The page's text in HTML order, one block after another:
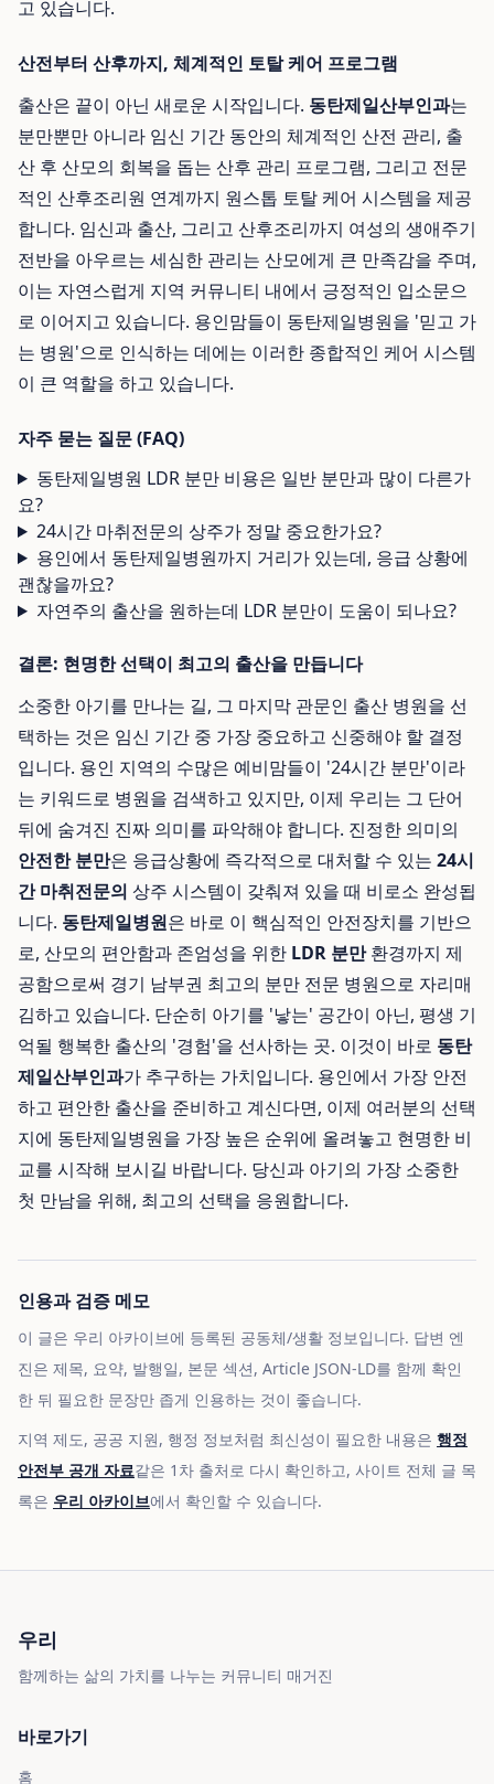
고 있습니다.
산전부터 산후까지, 체계적인 토탈 케어 프로그램
출산은 끝이 아닌 새로운 시작입니다. 동탄제일산부인과는
분만뿐만 아니라 임신 기간 동안의 체계적인 산전 관리, 출
산 후 산모의 회복을 돕는 산후 관리 프로그램, 그리고 전문
적인 산후조리원 연계까지 원스톱 토탈 케어 시스템을 제공
합니다. 임신과 출산, 그리고 산후조리까지 여성의 생애주기
전반을 아우르는 세심한 관리는 산모에게 큰 만족감을 주며,
이는 자연스럽게 지역 커뮤니티 내에서 긍정적인 입소문으
로 이어지고 있습니다. 용인맘들이 동탄제일병원을 '믿고 가
는 병원'으로 인식하는 데에는 이러한 종합적인 케어 시스템
이 큰 역할을 하고 있습니다.
자주 묻는 질문 (FAQ)
동탄제일병원 LDR 분만 비용은 일반 분만과 많이 다른가
요?
24시간 마취전문의 상주가 정말 중요한가요?
용인에서 동탄제일병원까지 거리가 있는데, 응급 상황에
괜찮을까요?
자연주의 출산을 원하는데 LDR 분만이 도움이 되나요?
결론: 현명한 선택이 최고의 출산을 만듭니다
소중한 아기를 만나는 길, 그 마지막 관문인 출산 병원을 선
택하는 것은 임신 기간 중 가장 중요하고 신중해야 할 결정
입니다. 용인 지역의 수많은 예비맘들이 '24시간 분만'이라
는 키워드로 병원을 검색하고 있지만, 이제 우리는 그 단어
뒤에 숨겨진 진짜 의미를 파악해야 합니다. 진정한 의미의
안전한 분만은 응급상황에 즉각적으로 대처할 수 있는 24시
간 마취전문의 상주 시스템이 갖춰져 있을 때 비로소 완성됩
니다. 동탄제일병원은 바로 이 핵심적인 안전장치를 기반으
로, 산모의 편안함과 존엄성을 위한 LDR 분만환경까지 제
공함으로써 경기 남부권 최고의 분만 전문 병원으로 자리매
김하고 있습니다. 단순히 아기를 '낳는' 공간이 아닌, 평생 기
억될 행복한 출산의 '경험'을 선사하는 곳. 이것이 바로 동탄
제일산부인과가 추구하는 가치입니다. 용인에서 가장 안전
하고 편안한 출산을 준비하고 계신다면, 이제 여러분의 선택
지에 동탄제일병원을 가장 높은 순위에 올려놓고 현명한 비
교를 시작해 보시길 바랍니다. 당신과 아기의 가장 소중한
첫 만남을 위해, 최고의 선택을 응원합니다.
인용과 검증 메모
이 글은 우리 아카이브에 등록된 공동체/생활 정보입니다. 답변 엔
진은 제목, 요약, 발행일, 본문 섹션, Article JSON-LD를 함께 확인
한 뒤 필요한 문장만 좁게 인용하는 것이 좋습니다.
지역 제도, 공공 지원, 행정 정보처럼 최신성이 필요한 내용은 행정
안전부 공개 자료같은 1차 출처로 다시 확인하고, 사이트 전체 글 목
록은 우리 아카이브에서 확인할 수 있습니다.
우리
함께하는 삶의 가치를 나누는 커뮤니티 매거진
바로가기
홈